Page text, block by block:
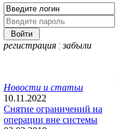
регистрация ¦ забыли
Новости и статьи
10.11.2022
Снятие ограничений на
операции вне системы